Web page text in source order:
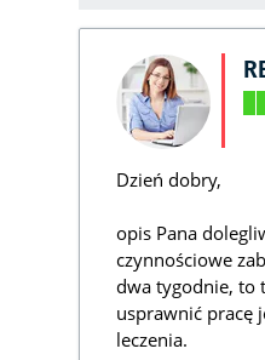
Dzień dobry,
opis Pana
czynnościowe
dwa tygodnie, to
usprawnić pracę
leczenia.